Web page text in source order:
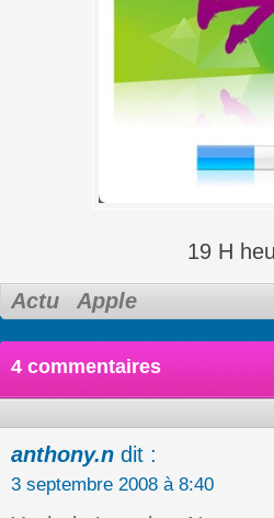
19 H
Actu Apple
4 commentaires
anthony.n dit :
3 septembre 2008 à 8:40